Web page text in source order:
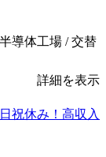
導体工場 / 交替
詳細を表示